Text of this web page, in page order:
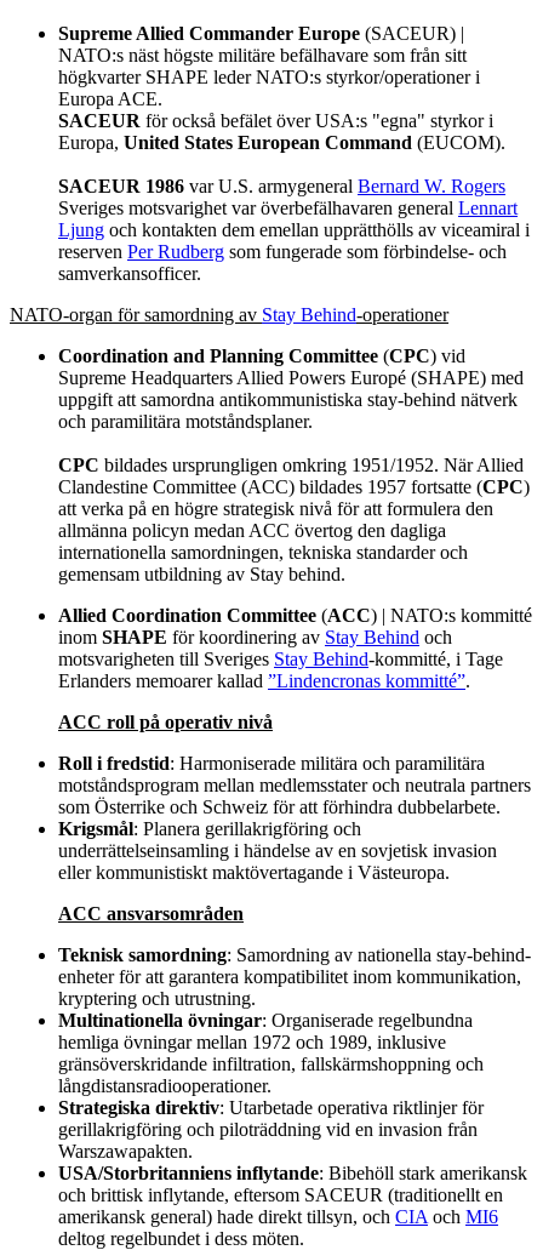
Supreme Allied Commander Europe (SACEUR) |
NATO:s näst högste militäre befälhavare som från sitt
högkvarter SHAPE leder NATO:s styrkor/operationer i
Europa ACE.
SACEUR för också befälet över USA:s "egna" styrkor i
Europa, United States European Command (EUCOM).
SACEUR 1986 var U.S. armygeneral Bernard W. Rogers
Sveriges motsvarighet var överbefälhavaren general Lennart
Ljung och kontakten dem emellan upprätthölls av viceamiral i
reserven Per Rudberg som fungerade som förbindelse- och
samverkansofficer.
NATO-organ för samordning av Stay Behind-operationer
Coordination and Planning Committee (CPC) vid
Supreme Headquarters Allied Powers Europé (SHAPE) med
uppgift att samordna antikommunistiska stay-behind nätverk
och paramilitära motståndsplaner.
CPC bildades ursprungligen omkring 1951/1952. När Allied
Clandestine Committee (ACC) bildades 1957 fortsatte (CPC)
att verka på en högre strategisk nivå för att formulera den
allmänna policyn medan ACC övertog den dagliga
internationella samordningen, tekniska standarder och
gemensam utbildning av Stay behind.
Allied Coordination Committee (ACC) | NATO:s kommitté
inom SHAPE för koordinering av Stay Behind och
motsvarigheten till Sveriges Stay Behind-kommitté, i Tage
Erlanders memoarer kallad ”Lindencronas kommitté”.
ACC roll på operativ nivå
Roll i fredstid: Harmoniserade militära och paramilitära
motståndsprogram mellan medlemsstater och neutrala partners
som Österrike och Schweiz för att förhindra dubbelarbete.
Krigsmål: Planera gerillakrigföring och
underrättelseinsamling i händelse av en sovjetisk invasion
eller kommunistiskt maktövertagande i Västeuropa.
ACC ansvarsområden
Teknisk samordning: Samordning av nationella stay-behind-
enheter för att garantera kompatibilitet inom kommunikation,
kryptering och utrustning.
Multinationella övningar: Organiserade regelbundna
hemliga övningar mellan 1972 och 1989, inklusive
gränsöverskridande infiltration, fallskärmshoppning och
långdistansradiooperationer.
Strategiska direktiv: Utarbetade operativa riktlinjer för
gerillakrigföring och piloträddning vid en invasion från
Warszawapakten.
USA/Storbritanniens inflytande: Bibehöll stark amerikansk
och brittisk inflytande, eftersom SACEUR (traditionellt en
amerikansk general) hade direkt tillsyn, och CIA och MI6
deltog regelbundet i dess möten.